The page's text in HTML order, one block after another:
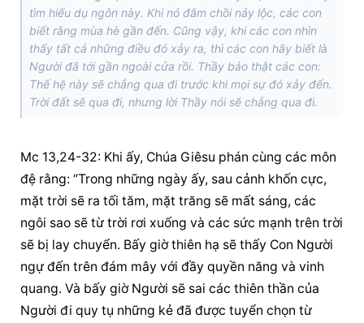
tìm hiểu dụ ngôn này. Khi nó đâm chồi nảy lộc, các con
biết rằng mùa hè gần đến. Cũng vậy, khi các con nhìn
thấy tất cả những điều đó xảy ra, thì các con hãy biết là
Người đã tới gần ngoài cửa rồi. Thầy bảo thật các con:
Thế hệ này sẽ chẳng qua đi trước khi mọi sự đó xảy đến.
Trời đất sẽ qua đi, nhưng lời Thầy nói sẽ chẳng qua đi.
Mc 13,24-32: Khi ấy, Chúa Giêsu phán cùng các môn
đệ rằng: “Trong những ngày ấy, sau cảnh khốn cực,
mặt trời sẽ ra tối tăm, mặt trăng sẽ mất sáng, các
ngôi sao sẽ từ trời rơi xuống và các sức mạnh trên trời
sẽ bị lay chuyển. Bấy giờ thiên hạ sẽ thấy Con Người
ngự đến trên đám mây với đầy quyền năng và vinh
quang. Và bấy giờ Người sẽ sai các thiên thần của
Người đi quy tụ những kẻ đã được tuyển chọn từ